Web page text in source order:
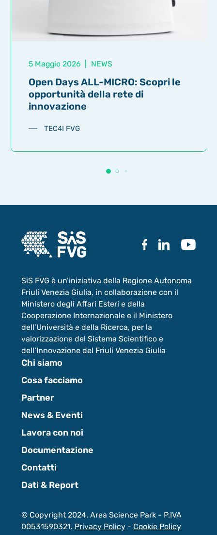
5 Maggio 2026 NEWS
Open Days ALL-MICRO: Scopri le
opportunità della rete di
innovazione
TEC4I FVG
SiS FVG è un’iniziativa della Regione Autonoma
Friuli Venezia Giulia, in collaborazione con il
Ministero degli Affari Esteri e della
Cooperazione Internazionale e il Ministero
dell’Università e della Ricerca, per la
valorizzazione del Sistema Scientifico e
dell’Innovazione del Friuli Venezia Giulia
Chi siamo
Cosa facciamo
Partner
News & Eventi
Lavora con noi
Documentazione
Contatti
Dati & Report
© Copyright 2024. Area Science Park - P.IVA
00531590321. Privacy Policy- Cookie Policy